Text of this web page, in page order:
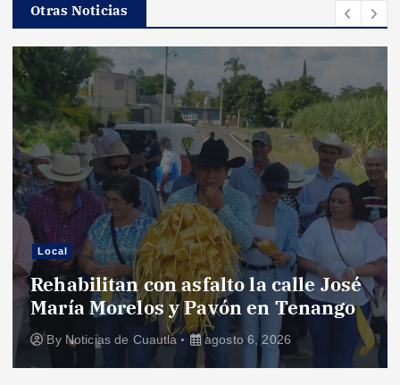
Otras Noticias
Local
Rehabilitan con asfalto la calle José
María Morelos y Pavón en Tenango
By Noticias de Cuautla agosto 6, 2026